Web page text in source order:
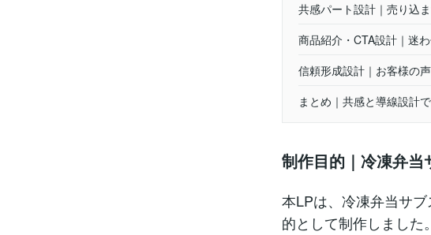
共感パート設計｜売り込
商品紹介・CTA設計｜迷
信頼形成設計｜お客様の
まとめ｜共感と導線設計
制作目的｜冷凍弁
本LPは、冷凍弁当サ
的として制作しました。